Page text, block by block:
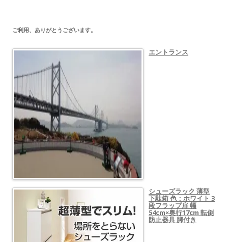
ご利用、ありがとうございます。
エントランス
シューズラック 薄型
下駄箱 色：ホワイト 3
段フラップ扉 幅
54cm×奥行17cm 転倒
防止器具 脚付き